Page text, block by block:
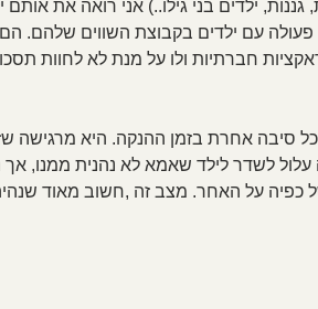
ילדים בני גילו..) אני רואה את אותם
עם ילדים בקבוצת השווים שלהם. הם
חברתיות ולו על מנת לא לחוות
סיבה אחרת בזמן ההנקה. היא מרגישה
לשדר לילד שאמא לא נהנית ממנו, אך
כפיה על האחר. מצב זה ,חשוב מאוד